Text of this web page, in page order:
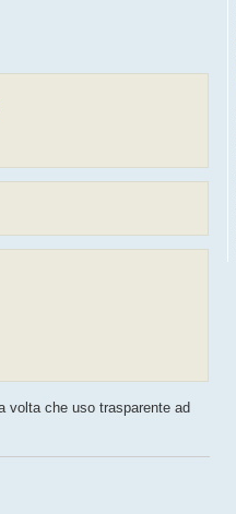
volta che uso trasparente ad